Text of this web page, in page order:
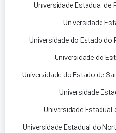
Universidade Estadual de
Universidade
Universidade do Estado do
Universidade do
Universidade do Estado de
Universidade
Universidade Estadual
Universidade Estadual do